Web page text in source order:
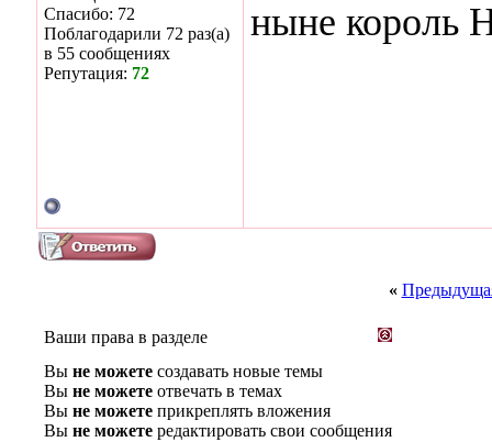
Спасибо: 72
Поблагодарили 72 раз(а)
в 55 сообщениях
Репутация: 72
ныне король
«
Ваши права в разделе
Вы не можете создавать новые темы
Вы не можете отвечать в темах
Вы не можете прикреплять вложения
Вы не можете редактировать свои сообщения